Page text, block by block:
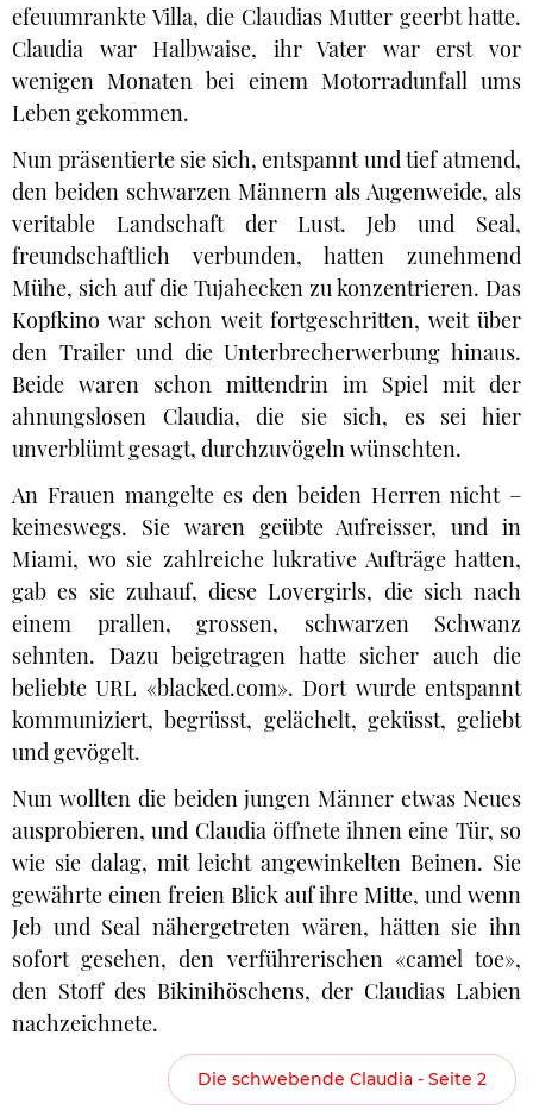
efeuumrankte Villa, die Claudias Mutter geerbt hatte.
Claudia war Halbwaise, ihr Vater war erst vor
wenigen Monaten bei einem Motorradunfall ums
Leben gekommen.
Nun präsentierte sie sich, entspannt und tief atmend,
den beiden schwarzen Männern als Augenweide, als
veritable Landschaft der Lust. Jeb und Seal,
freundschaftlich verbunden, hatten zunehmend
Mühe, sich auf die Tujahecken zu konzentrieren. Das
Kopfkino war schon weit fortgeschritten, weit über
den Trailer und die Unterbrecherwerbung hinaus.
Beide waren schon mittendrin im Spiel mit der
ahnungslosen Claudia, die sie sich, es sei hier
unverblümt gesagt, durchzuvögeln wünschten.
An Frauen mangelte es den beiden Herren nicht –
keineswegs. Sie waren geübte Aufreisser, und in
Miami, wo sie zahlreiche lukrative Aufträge hatten,
gab es sie zuhauf, diese Lovergirls, die sich nach
einem prallen, grossen, schwarzen Schwanz
sehnten. Dazu beigetragen hatte sicher auch die
beliebte URL «blacked.com». Dort wurde entspannt
kommuniziert, begrüsst, gelächelt, geküsst, geliebt
und gevögelt.
Nun wollten die beiden jungen Männer etwas Neues
ausprobieren, und Claudia öffnete ihnen eine Tür, so
wie sie dalag, mit leicht angewinkelten Beinen. Sie
gewährte einen freien Blick auf ihre Mitte, und wenn
Jeb und Seal nähergetreten wären, hätten sie ihn
sofort gesehen, den verführerischen «camel toe»,
den Stoff des Bikinihöschens, der Claudias Labien
nachzeichnete.
Die schwebende Claudia - Seite 2